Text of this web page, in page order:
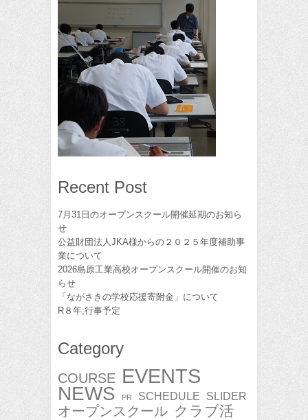
Recent Post
7月31日のオープンスクール開催延期のお知ら
せ
公益財団法人JKA様からの２０２５年度補助事
業について
2026島原工業高校オープンスクール開催のお知
らせ
「ながさきの学校応援寄附金」について
R８年,行事予定
Category
COURSE EVENTS
NEWS PR SCHEDULE SLIDER
オープンスクール クラブ活